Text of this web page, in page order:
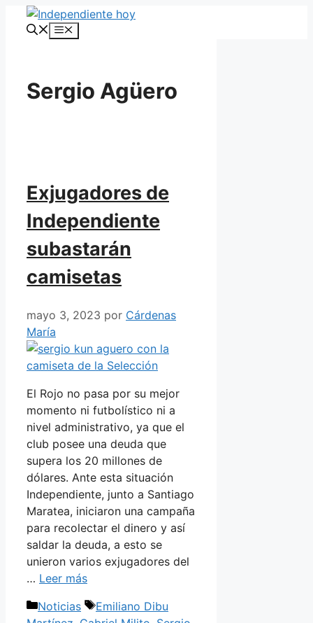
Saltar
Menú
Sergio Agüero
Exjugadores de
Independiente
subastarán
camisetas
mayo 3, 2023 por Cárdenas
María
El Rojo no pasa por su mejor
momento ni futbolístico ni a
nivel administrativo, ya que el
club posee una deuda que
supera los 20 millones de
dólares. Ante esta situación
Independiente, junto a Santiago
Maratea, iniciaron una campaña
para recolectar el dinero y así
saldar la deuda, a esto se
unieron varios exjugadores del
… Leer más
Categorías
Noticias Etiquetas
Emiliano Dibu